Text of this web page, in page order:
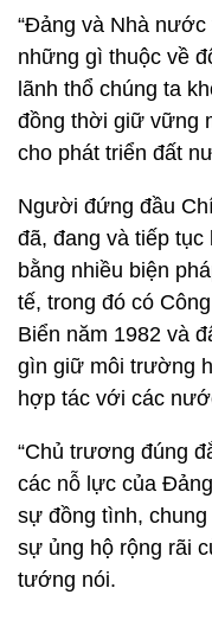
“Đảng và Nhà
những gì thuộc về
lãnh thổ chúng ta
đồng thời giữ vững
cho phát triển đất
Người đứng đầu
đã, đang và tiếp tục
bằng nhiều biện
tế, trong đó có
Biển năm 1982 và
gìn giữ môi trường
hợp tác với các
“Chủ trương đúng
các nỗ lực của
sự đồng tình,
sự ủng hộ rộng rãi
tướng nói.